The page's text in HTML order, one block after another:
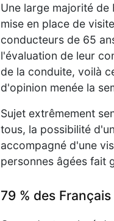
Une large majorité de
mise en place de
conducteurs de 65
l'évaluation de leur
de la conduite, voilà
d'opinion menée la
Sujet extrêmement
tous, la possibilité
accompagné d'une
personnes âgées fait
79 % des